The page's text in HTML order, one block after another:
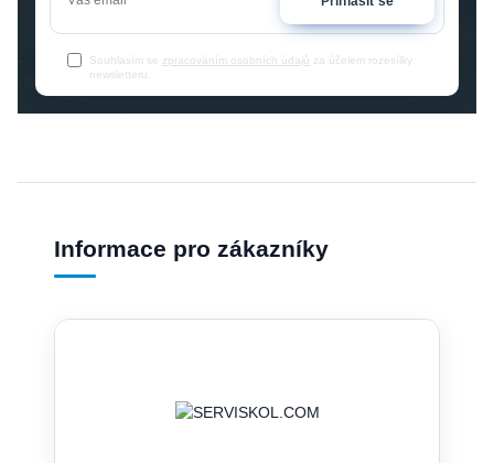
Souhlasím se zpracováním osobních údajů za účelem rozesílky
newsletteru.
Informace pro zákazníky